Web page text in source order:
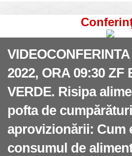
2022, ORA 09:30 ZF
VERDE. Risipa
pofta de
aprovizionării: Cum
consumul de